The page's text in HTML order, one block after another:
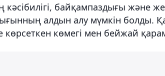
кәсібилігі, байқампаздығы және
алдын алу мүмкін болды.
көрсеткен көмегі мен бейжай